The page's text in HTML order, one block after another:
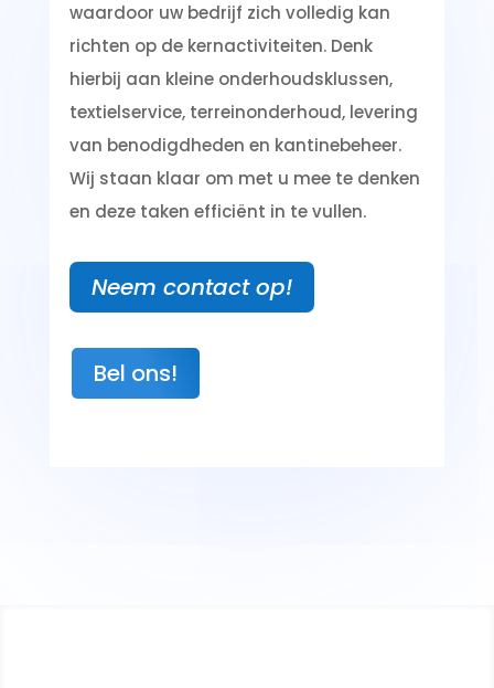
waardoor uw bedrijf zich volledig kan
richten op de kernactiviteiten. Denk
hierbij aan kleine onderhoudsklussen,
textielservice, terreinonderhoud, levering
van benodigdheden en kantinebeheer.
Wij staan klaar om met u mee te denken
en deze taken efficiënt in te vullen.
Neem contact op!
Bel ons!